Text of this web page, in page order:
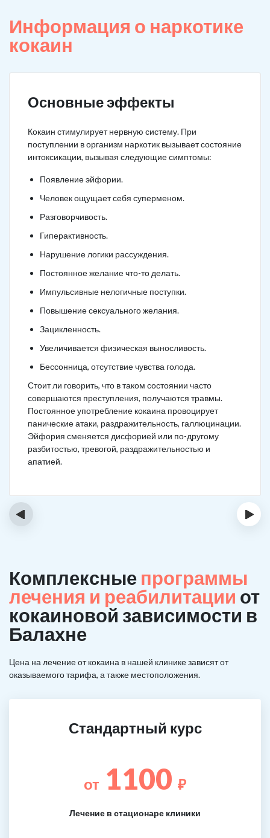
Информация о наркотике
кокаин
Основные эффекты
Кокаин стимулирует нервную систему. При
поступлении в организм наркотик вызывает состояние
интоксикации, вызывая следующие симптомы:
Появление эйфории.
Человек ощущает себя суперменом.
Разговорчивость.
Гиперактивность.
Нарушение логики рассуждения.
Постоянное желание что-то делать.
Импульсивные нелогичные поступки.
Повышение сексуального желания.
Зацикленность.
Увеличивается физическая выносливость.
Бессонница, отсутствие чувства голода.
Стоит ли говорить, что в таком состоянии часто
совершаются преступления, получаются травмы.
Постоянное употребление кокаина провоцирует
панические атаки, раздражительность, галлюцинации.
Эйфория сменяется дисфорией или по-другому
разбитостью, тревогой, раздражительностью и
апатией.
‹ ›
Комплексные программы
лечения и реабилитации от
кокаиновой зависимости в
Балахне
Цена на лечение от кокаина в нашей клинике зависят от
оказываемого тарифа, а также местоположения.
Стандартный курс
от 1100 ₽
Лечение в стационаре клиники